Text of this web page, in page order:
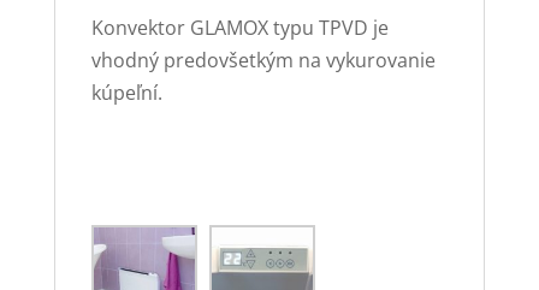
Konvektor GLAMOX typu TPVD je
vhodný predovšetkým na vykurovanie
kúpeľní.